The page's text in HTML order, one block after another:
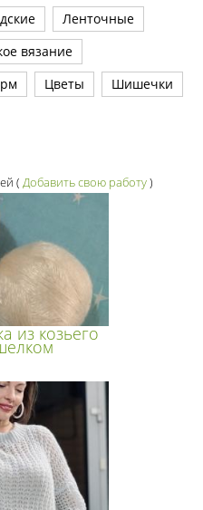
Ленточные
вязание
Цветы Шишечки
( Добавить свою работу)
из козьего